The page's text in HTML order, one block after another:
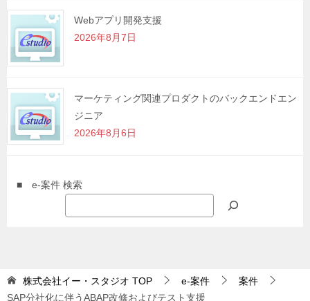
Webアプリ開発支援
2026年8月7日
マーケティング関連プロダクトのバックエンドエン
ジニア
2026年8月6日
■ e-案件 検索
株式会社イー・スタジオ TOP e-案件
案件
SAP分社化に伴うABAP改修およびテスト支援